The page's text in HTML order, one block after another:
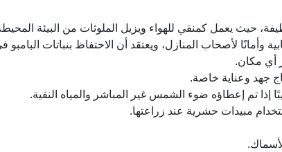
حيث يعمل كمنقي للهواء ويزيل الملوثات من البيئة
وأمانًا لأصحاب المنازل، ويعتقد أن الاحتفاظ بنباتات
أي مكان.
جهد وعناية خاصة.
إذا تم إعطاؤه ضوء الشمس غير المباشر والمياه النقية.
مبيدات حشرية عند زراعتها.